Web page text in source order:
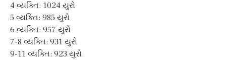
4 વ્યક્તિ: 1024 યુરો
5 વ્યક્તિ: 985 યુરો
6 વ્યક્તિ: 957 યુરો
7-8 વ્યક્તિ: 931 યુરો
9-11 વ્યક્તિ: 923 યુરો